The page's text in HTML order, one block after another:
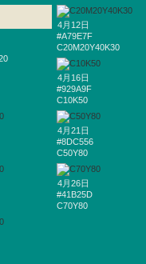
4月12日
#A79E7F
C20M20Y40K30
4月16日
#929A9F
C10K50
4月21日
#8DC556
C50Y80
4月26日
#41B25D
C70Y80